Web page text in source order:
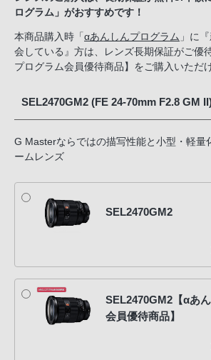
ログラム」がおすすめです！
本商品購入時「 αあんしんプログラム 」に
会している』方は、レンズ長期保証がご優
プログラム会員優待商品】をご購入いただ
SEL2470GM2 (FE 24-70mm F2.8 GM
G Masterならではの描写性能と小型・軽量
ームレンズ
SEL2470GM2
SEL2470GM2【αあ
会員優待商品】